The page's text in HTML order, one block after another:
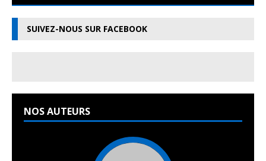
SUIVEZ-NOUS SUR FACEBOOK
NOS AUTEURS